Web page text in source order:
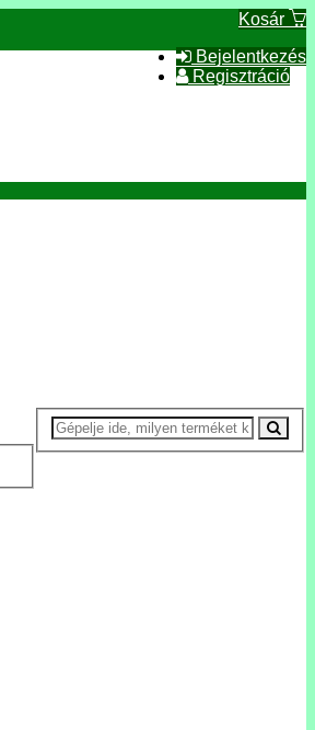
Kosár
Bejelentkezés
Regisztráció